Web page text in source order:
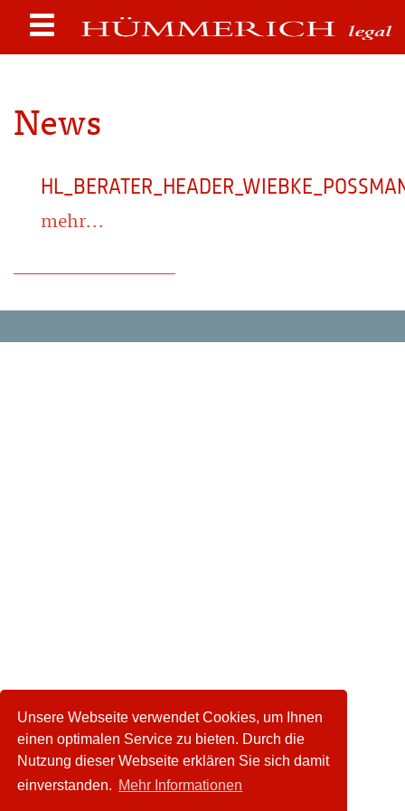
Unsere Webseite verwendet Cookies, um Ihnen
einen optimalen Service zu bieten. Durch die
Nutzung dieser Webseite erklären Sie sich damit
einverstanden. Mehr Informationen
News
mehr...